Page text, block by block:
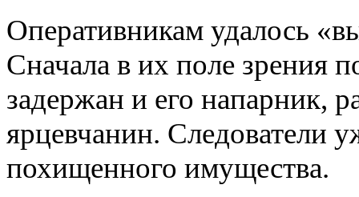
Оперативникам удалось
Сначала в их поле зрения
задержан и его напарник,
ярцевчанин. Следователи
похищенного имущества.